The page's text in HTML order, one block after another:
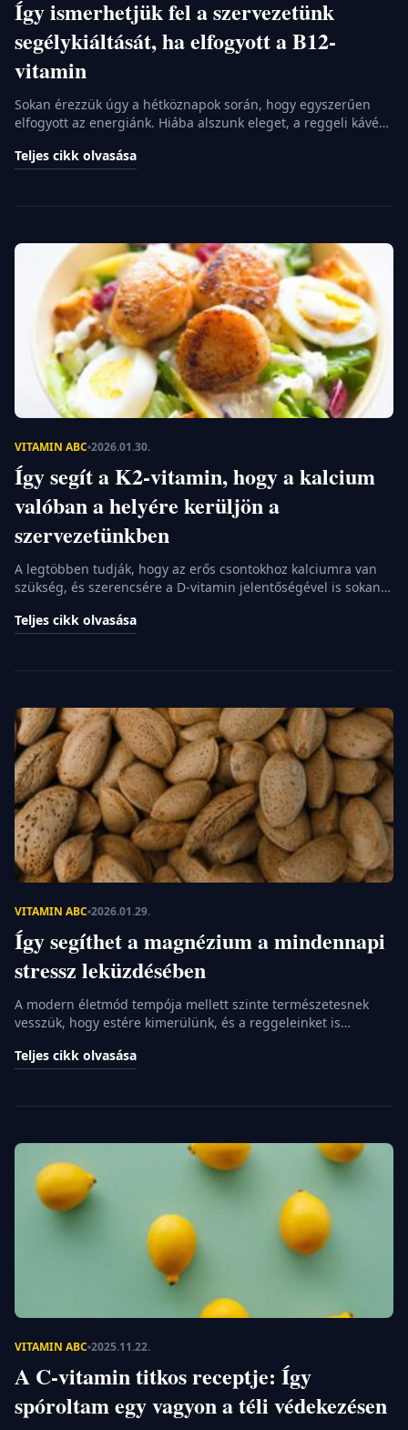
Így ismerhetjük fel a szervezetünk
segélykiáltását, ha elfogyott a B12-
vitamin
Sokan érezzük úgy a hétköznapok során, hogy egyszerűen
elfogyott az energiánk. Hiába alszunk eleget, a reggeli kávé
koncentrálunk a feladatainkra. Ilyenkor gyakran a stresszre
Teljes cikk olvasása
VITAMIN ABC 2026.01.30.
Így segít a K2-vitamin, hogy a kalcium
valóban a helyére kerüljön a
szervezetünkben
A legtöbben tudják, hogy az erős csontokhoz kalciumra van
szükség, és szerencsére a D-vitamin jelentőségével is sokan
ebben az egyenletben, aki nélkül a rendszer egyszerűen nem
Teljes cikk olvasása
VITAMIN ABC 2026.01.29.
Így segíthet a magnézium a mindennapi
stressz leküzdésében
A modern életmód tempója mellett szinte természetesnek
vesszük, hogy estére kimerülünk, és a reggeleinket is
vagy az energiaitaloktól várni a megváltást, miközben a
Teljes cikk olvasása
VITAMIN ABC 2025.11.22.
A C-vitamin titkos receptje: Így
spóroltam egy vagyon a téli védekezésen